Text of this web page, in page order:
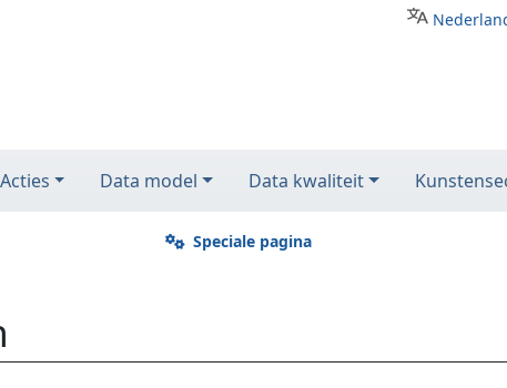
Acties Data model Data kwaliteit
Speciale pagina